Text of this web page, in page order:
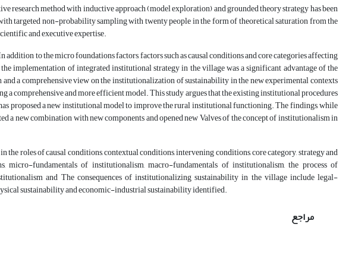
research method with inductive approach (model exploration) and grounded theory strategy has been
targeted non-probability sampling with twenty people in the form of theoretical saturation from the
and executive expertise.
to the micro foundations factors, factors such as causal conditions and core categories affecting
implementation of integrated institutional strategy in the village was a significant advantage of the
a comprehensive view on the institutionalization of sustainability in the new experimental contexts
comprehensive and more efficient model. This study argues that the existing institutional procedures
proposed a new institutional model to improve the rural institutional functioning. The findings, while
a new combination with new components and opened new Valves of the concept of institutionalism in
roles of causal conditions, contextual conditions, intervening conditions, core category, strategy and
micro-fundamentals of institutionalism, macro-fundamentals of institutionalism, the process of
and The consequences of institutionalizing sustainability in the village include legal-
sustainability and economic-industrial sustainability identified.
مراجع